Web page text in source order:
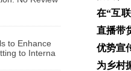
to Enhance
to Interna
在“互
直播带
优势宣
为乡村